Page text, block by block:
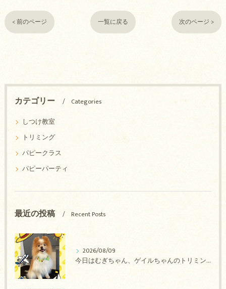
< 前のページ 一覧に戻る 次のページ >
カテゴリー
Categories
しつけ教室
トリミング
パピークラス
パピーパーティ
最近の投稿 Recent Posts
2026/08/09
今日はむぎちゃん、ゲイルちゃんのトリミングの紹介です【奈良のエース動物病院】